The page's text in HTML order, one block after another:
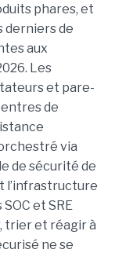
phares, et
derniers de
aux
Les
et pare-
de
via
de sécurité de
l’infrastructure
et SRE
trier et réagir à
ne se